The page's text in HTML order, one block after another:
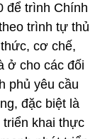
để trình Chính
trình tự thủ
cơ chế,
ở cho các đối
phủ yêu cầu
đặc biệt là
triển khai thực